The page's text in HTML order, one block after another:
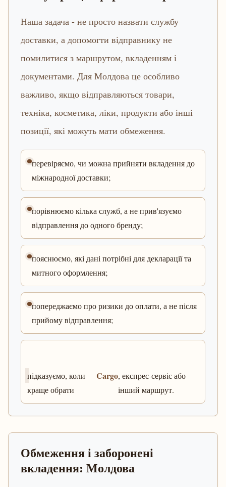
Наша задача - не просто назвати службу
доставки, а допомогти відправнику не
помилитися з маршрутом, вкладенням і
документами. Для Молдова це особливо
важливо, якщо відправляються товари,
техніка, косметика, ліки, продукти або інші
позиції, які можуть мати обмеження.
перевіряємо, чи можна прийняти вкладення до
міжнародної доставки;
порівнюємо кілька служб, а не прив'язуємо
відправлення до одного бренду;
пояснюємо, які дані потрібні для декларації та
митного оформлення;
попереджаємо про ризики до оплати, а не після
прийому відправлення;
підказуємо, коли
краще обрати
Cargo, експрес-сервіс або
інший маршрут.
Обмеження і заборонені
вкладення: Молдова